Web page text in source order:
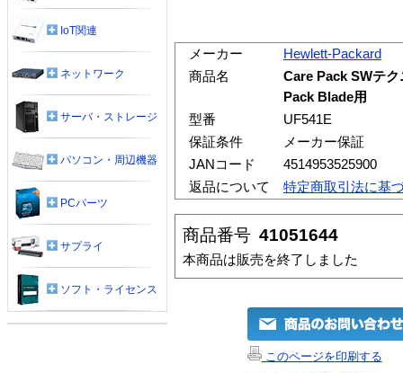
メーカー
Hewlett-Packard
商品名
Care Pack SWテ
Pack Blade用
型番
UF541E
保証条件
メーカー保証
JANコード
4514953525900
返品について
特定商取引法に基
商品番号 41051644
本商品は販売を終了しました
このページを印刷する
IoT関連
ネットワーク
サーバ・ストレージ
パソコン・周辺機器
PCパーツ
サプライ
ソフト・ライセンス